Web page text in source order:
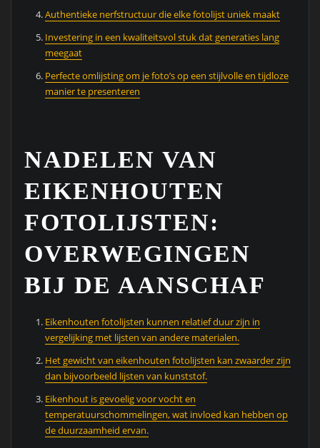
Authentieke nerfstructuur die elke fotolijst uniek maakt
Investering in een kwaliteitsvol stuk dat generaties lang
meegaat
Perfecte omlijsting om je foto’s op een stijlvolle en tijdloze
manier te presenteren
NADELEN VAN
EIKENHOUTEN
FOTOLIJSTEN:
OVERWEGINGEN
BIJ DE AANSCHAF
Eikenhouten fotolijsten kunnen relatief duur zijn in
vergelijking met lijsten van andere materialen.
Het gewicht van eikenhouten fotolijsten kan zwaarder zijn
dan bijvoorbeeld lijsten van kunststof.
Eikenhout is gevoelig voor vocht en
temperatuurschommelingen, wat invloed kan hebben op
de duurzaamheid ervan.